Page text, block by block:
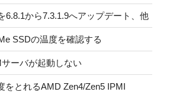
6.8.1から7.3.1.9へアップデート、他
SSDの温度を確認する
ーバが起動しない
をとれるAMD Zen4/Zen5 IPMI